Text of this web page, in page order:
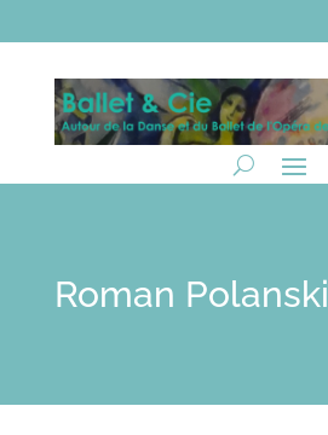
Roman Polanski